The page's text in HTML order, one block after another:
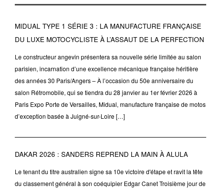
MIDUAL TYPE 1 SÉRIE 3 : LA MANUFACTURE FRANÇAISE
DU LUXE MOTOCYCLISTE À L’ASSAUT DE LA PERFECTION
Le constructeur angevin présentera sa nouvelle série limitée au salon
parisien, incarnation d’une excellence mécanique française héritière
des années 30 Paris/Angers – À l’occasion du 50e anniversaire du
salon Rétromobile, qui se tiendra du 28 janvier au 1er février 2026 à
Paris Expo Porte de Versailles, Midual, manufacture française de motos
d’exception basée à Juigné-sur-Loire […]
DAKAR 2026 : SANDERS REPREND LA MAIN À ALULA
Le tenant du titre australien signe sa 10e victoire d'étape et ravit la tête
du classement général à son coéquipier Edgar Canet Troisième jour de